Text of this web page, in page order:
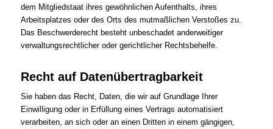
dem Mitgliedstaat ihres gewöhnlichen Aufenthalts, ihres
Arbeitsplatzes oder des Orts des mutmaßlichen Verstoßes zu.
Das Beschwerderecht besteht unbeschadet anderweitiger
verwaltungsrechtlicher oder gerichtlicher Rechtsbehelfe.
Recht auf Daten­übertrag­barkeit
Sie haben das Recht, Daten, die wir auf Grundlage Ihrer
Einwilligung oder in Erfüllung eines Vertrags automatisiert
verarbeiten, an sich oder an einen Dritten in einem gängigen,